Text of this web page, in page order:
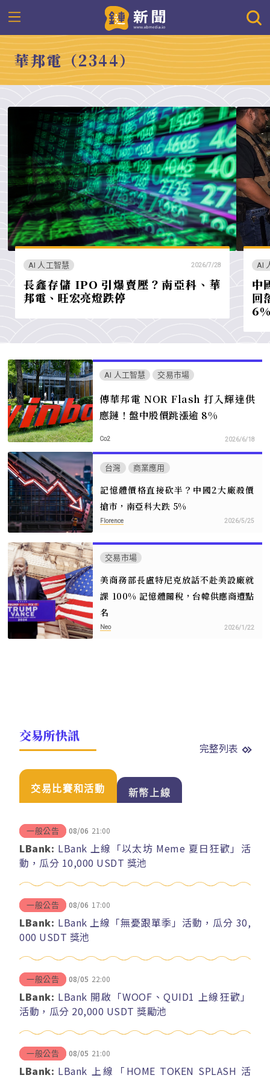
華邦電（2344）
AI 人工智慧 2026/7/28
長鑫存儲 IPO 引爆賣壓？南亞科、華
邦電、旺宏亮燈跌停
AI
中
回
AI 人工智慧 交易市場
傳華邦電 NOR Flash 打入輝達供
應鏈！盤中股價跳漲逾 8%
Co2 2026/6/18
台灣 商業應用
記憶體價格直接砍半？中國2大廠殺價
搶市，南亞科大跌 5%
Florence 2026/5/25
交易市場
美商務部長盧特尼克放話不赴美設廠就
課 100% 記憶體關稅，台韓供應商遭點
名
Neo 2026/1/22
交易所快訊
完整列表
交易比賽和活動 新幣上線
一般公告 08/06 21:00
LBank: LBank 上線「以太坊 Meme 夏日狂歡」活
動，瓜分 10,000 USDT 獎池
一般公告 08/06 17:00
LBank: LBank 上線「無憂跟單季」活動，瓜分 30,
000 USDT 獎池
一般公告 08/05 22:00
LBank: LBank 開啟「WOOF、QUID1 上線狂歡」
活動，瓜分 20,000 USDT 獎勵池
一般公告 08/05 21:00
LBank: LBank 上線「HOME TOKEN SPLASH 活